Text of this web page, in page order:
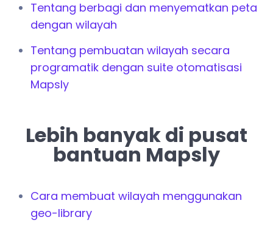
Tentang berbagi dan menyematkan peta
dengan wilayah
Tentang pembuatan wilayah secara
programatik dengan suite otomatisasi
Mapsly
Lebih banyak di pusat
bantuan Mapsly
Cara membuat wilayah menggunakan
geo-library